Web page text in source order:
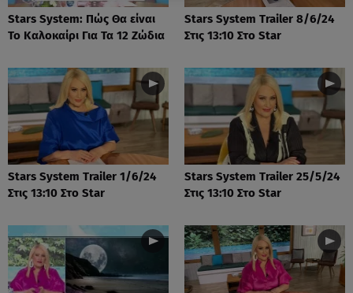
Stars System: Πώς Θα είναι
Το Καλοκαίρι Για Τα 12 Ζώδια
Stars System Trailer 8/6/24
Στις 13:10 Στο Star
Stars System Trailer 1/6/24
Στις 13:10 Στο Star
Stars System Trailer 25/5/24
Στις 13:10 Στο Star